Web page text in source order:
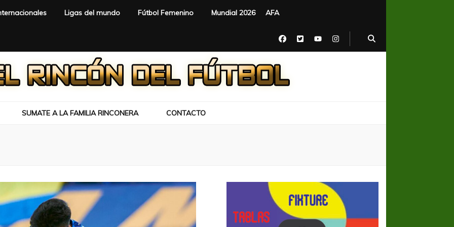
Ligas del mundo Fútbol Femenino Mundial 2026 AFA
SUMATE A LA FAMILIA RINCONERA CONTACTO